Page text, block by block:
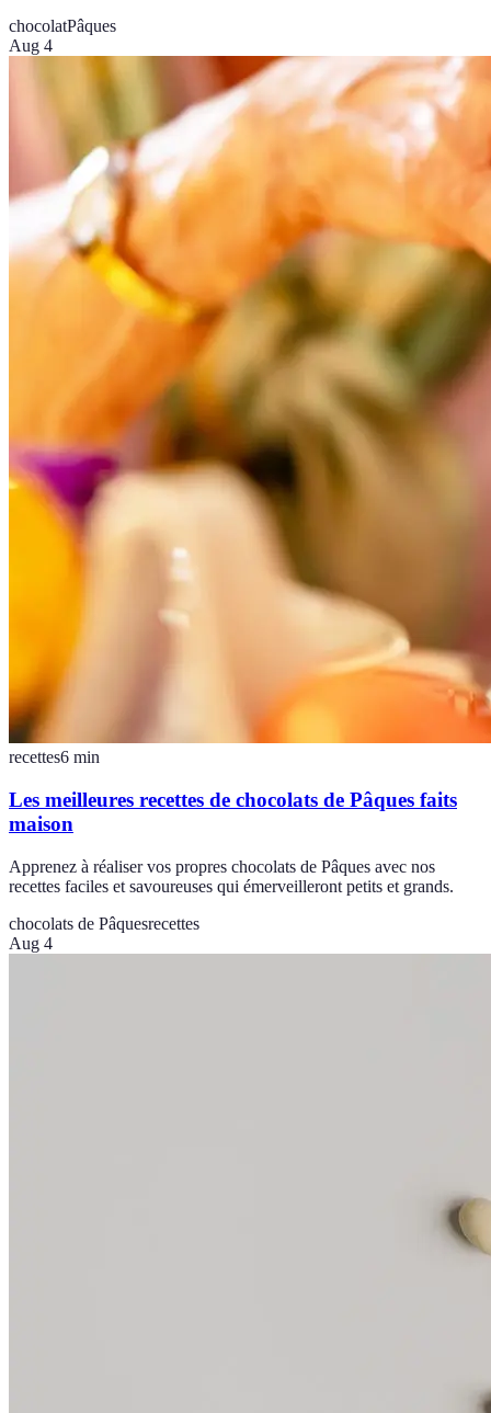
chocolatPâques
Aug 4
recettes6 min
Les meilleures recettes de chocolats de Pâques faits
maison
Apprenez à réaliser vos propres chocolats de Pâques avec nos
recettes faciles et savoureuses qui émerveilleront petits et grands.
chocolats de Pâquesrecettes
Aug 4